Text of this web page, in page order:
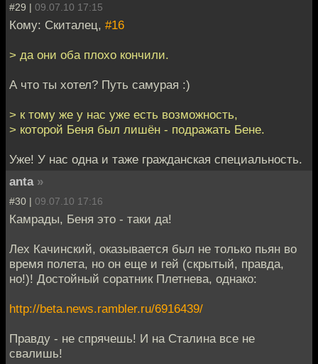
#29 | 09.07.10 17:15
Кому: Скиталец, #16
> да они оба плохо кончили.
А что ты хотел? Путь самурая :)
> к тому же у нас уже есть возможность,
> которой Беня был лишён - подражать Бене.
Уже! У нас одна и таже гражданская специальность.
anta »
#30 | 09.07.10 17:16
Камрады, Беня это - таки да!
Лех Качинский, оказывается был не только пьян во
время полета, но он еще и гей (скрытый, правда,
но!)! Достойный соратник Плетнева, однако:
http://beta.news.rambler.ru/6916439/
Правду - не спрячешь! И на Сталина все не
свалишь!